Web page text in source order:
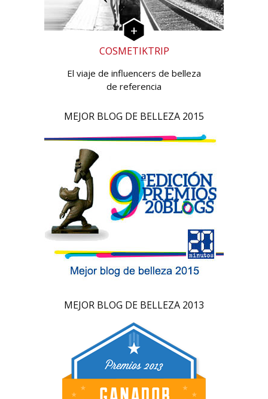
COSMETIKTRIP
El viaje de influencers de belleza
de referencia
MEJOR BLOG DE BELLEZA 2015
MEJOR BLOG DE BELLEZA 2013